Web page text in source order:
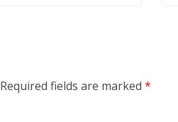
Required fields are marked *